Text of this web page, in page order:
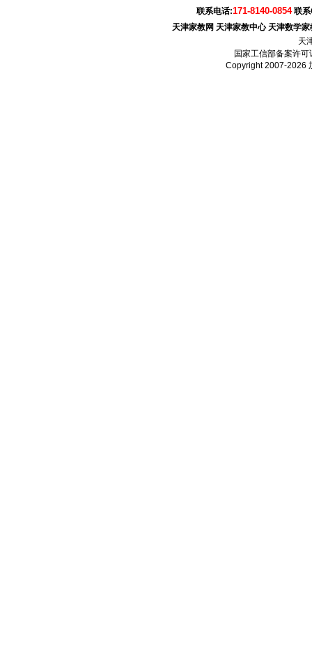
联系电话:171-8140-0854 联
天津家教网 天津家教中心 天津数学家
天
国家工信部备案许可
Copyright 2007-2026